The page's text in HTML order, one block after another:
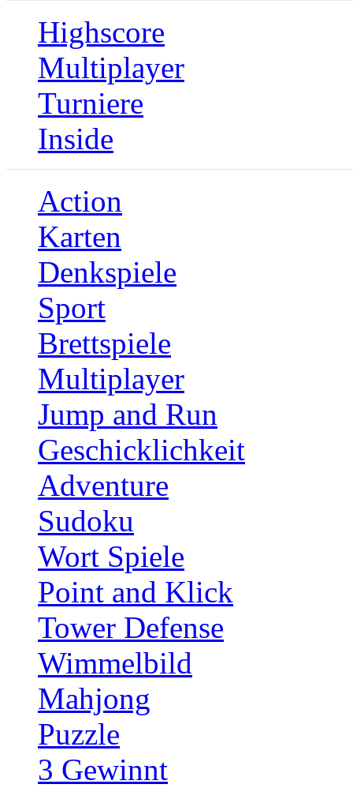
Highscore
Multiplayer
Turniere
Inside
Action
Karten
Denkspiele
Sport
Brettspiele
Multiplayer
Jump and Run
Geschicklichkeit
Adventure
Sudoku
Wort Spiele
Point and Klick
Tower Defense
Wimmelbild
Mahjong
Puzzle
3 Gewinnt